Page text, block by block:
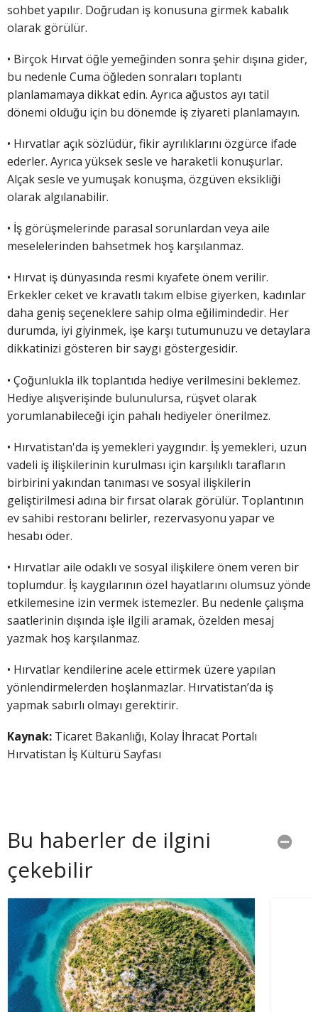
sohbet yapılır. Doğrudan iş konusuna girmek kabalık
olarak görülür.
• Birçok Hırvat öğle yemeğinden sonra şehir dışına gider,
bu nedenle Cuma öğleden sonraları toplantı
planlamamaya dikkat edin. Ayrıca ağustos ayı tatil
dönemi olduğu için bu dönemde iş ziyareti planlamayın.
• Hırvatlar açık sözlüdür, fikir ayrılıklarını özgürce ifade
ederler. Ayrıca yüksek sesle ve haraketli konuşurlar.
Alçak sesle ve yumuşak konuşma, özgüven eksikliği
olarak algılanabilir.
• İş görüşmelerinde parasal sorunlardan veya aile
meselelerinden bahsetmek hoş karşılanmaz.
• Hırvat iş dünyasında resmi kıyafete önem verilir.
Erkekler ceket ve kravatlı takım elbise giyerken, kadınlar
daha geniş seçeneklere sahip olma eğilimindedir. Her
durumda, iyi giyinmek, işe karşı tutumunuzu ve detaylara
dikkatinizi gösteren bir saygı göstergesidir.
• Çoğunlukla ilk toplantıda hediye verilmesini beklemez.
Hediye alışverişinde bulunulursa, rüşvet olarak
yorumlanabileceği için pahalı hediyeler önerilmez.
• Hırvatistan'da iş yemekleri yaygındır. İş yemekleri, uzun
vadeli iş ilişkilerinin kurulması için karşılıklı tarafların
birbirini yakından tanıması ve sosyal ilişkilerin
geliştirilmesi adına bir fırsat olarak görülür. Toplantının
ev sahibi restoranı belirler, rezervasyonu yapar ve
hesabı öder.
• Hırvatlar aile odaklı ve sosyal ilişkilere önem veren bir
toplumdur. İş kaygılarının özel hayatlarını olumsuz yönde
etkilemesine izin vermek istemezler. Bu nedenle çalışma
saatlerinin dışında işle ilgili aramak, özelden mesaj
yazmak hoş karşılanmaz.
• Hırvatlar kendilerine acele ettirmek üzere yapılan
yönlendirmelerden hoşlanmazlar. Hırvatistan’da iş
yapmak sabırlı olmayı gerektirir.
Kaynak: Ticaret Bakanlığı, Kolay İhracat Portalı
Hırvatistan İş Kültürü Sayfası
Bu haberler de ilgini
çekebilir